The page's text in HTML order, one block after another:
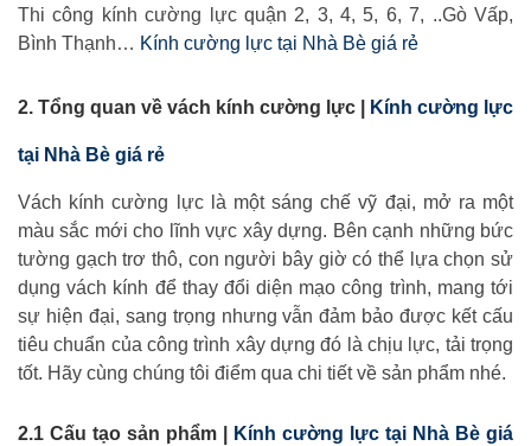
Thi công kính cường lực quận 2, 3, 4, 5, 6, 7, ..Gò Vấp,
Bình Thạnh… Kính cường lực tại Nhà Bè giá rẻ
2. Tổng quan về vách kính cường lực | Kính cường lực
tại Nhà Bè giá rẻ
Vách kính cường lực là một sáng chế vỹ đại, mở ra một
màu sắc mới cho lĩnh vực xây dựng. Bên cạnh những bức
tường gạch trơ thô, con người bây giờ có thể lựa chọn sử
dụng vách kính để thay đổi diện mạo công trình, mang tới
sự hiện đại, sang trọng nhưng vẫn đảm bảo được kết cấu
tiêu chuẩn của công trình xây dựng đó là chịu lực, tải trọng
tốt. Hãy cùng chúng tôi điểm qua chi tiết về sản phẩm nhé.
2.1 Cấu tạo sản phẩm | Kính cường lực tại Nhà Bè giá